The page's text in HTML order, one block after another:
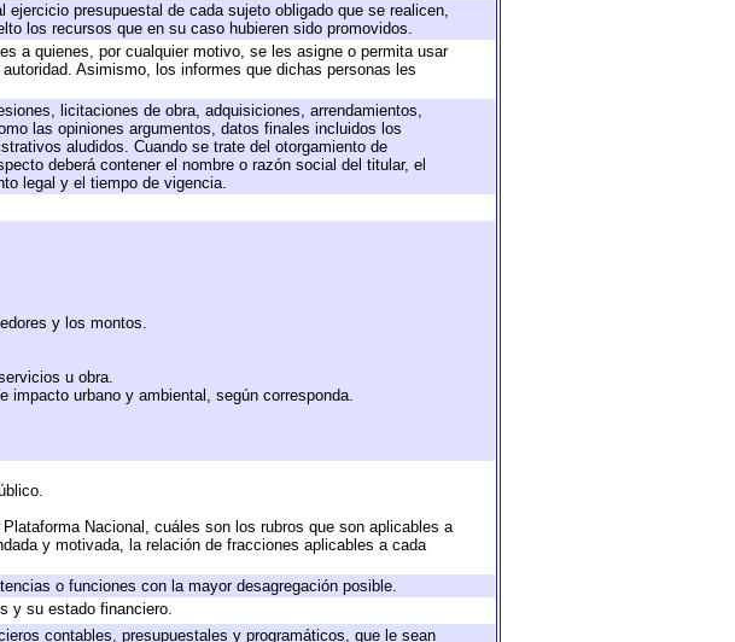
presupuestal de cada sujeto obligado que se realicen,
los recursos que en su caso hubieren sido promovidos.
a quienes, por cualquier motivo, se les asigne o permita usar
Asimismo, los informes que dichas personas les
licitaciones de obra, adquisiciones, arrendamientos,
las opiniones argumentos, datos finales incluidos los
aludidos. Cuando se trate del otorgamiento de
deberá contener el nombre o razón social del titular, el
legal y el tiempo de vigencia.
y los montos.
u obra.
urbano y ambiental, según corresponda.
Nacional, cuáles son los rubros que son aplicables a
y motivada, la relación de fracciones aplicables a cada
o funciones con la mayor desagregación posible.
y su estado financiero.
contables, presupuestales y programáticos, que le sean